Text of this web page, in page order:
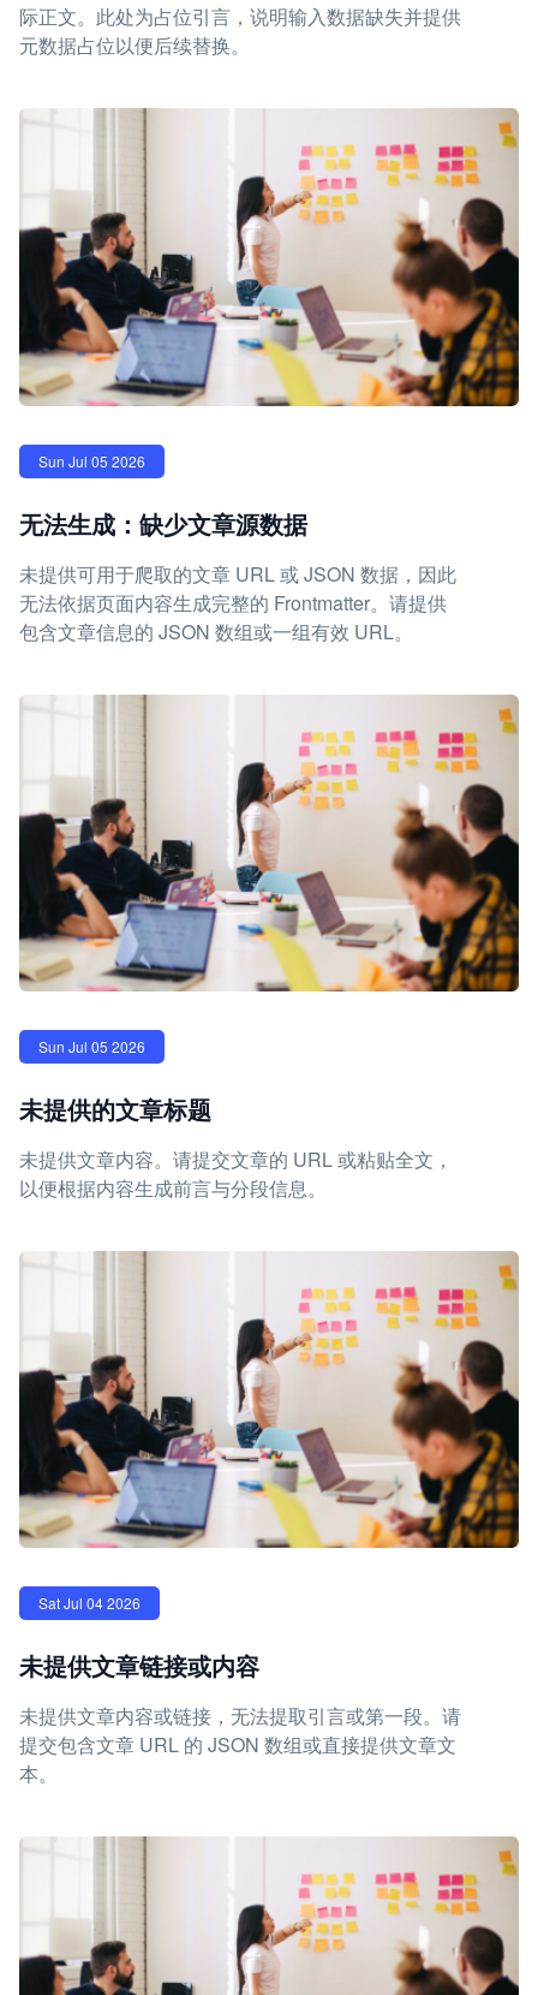
际正文。此处为占位引言，说明输入数据缺失并提供
元数据占位以便后续替换。
Sun Jul 05 2026
无法生成：缺少文章源数据
未提供可用于爬取的文章 URL 或 JSON 数据，因此
无法依据页面内容生成完整的 Frontmatter。请提供
包含文章信息的 JSON 数组或一组有效 URL。
Sun Jul 05 2026
未提供的文章标题
未提供文章内容。请提交文章的 URL 或粘贴全文，
以便根据内容生成前言与分段信息。
Sat Jul 04 2026
未提供文章链接或内容
未提供文章内容或链接，无法提取引言或第一段。请
提交包含文章 URL 的 JSON 数组或直接提供文章文
本。